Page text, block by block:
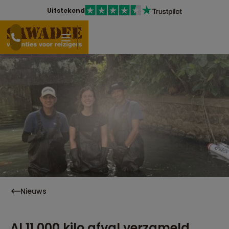
Uitstekend
Nieuws